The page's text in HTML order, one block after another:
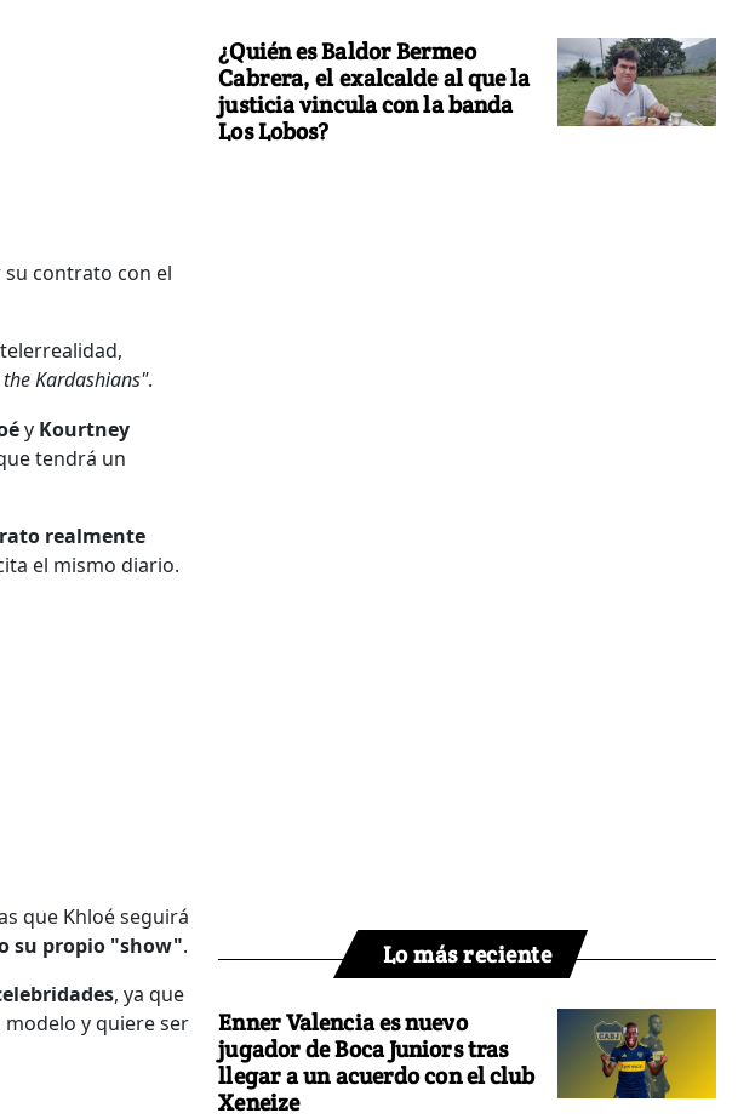
su contrato con el
Kardashians".
y Kourtney
tendrá un
realmente
el mismo diario.
que Khloé seguirá
su propio "show".
, ya que
modelo y quiere ser
¿Quién es Baldor Bermeo
Cabrera, el exalcalde al que la
justicia vincula con la banda
Los Lobos?
Lo más reciente
Enner Valencia es nuevo
jugador de Boca Juniors tras
llegar a un acuerdo con el club
Xeneize